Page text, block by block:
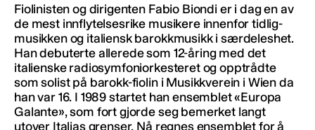
Fiolinisten og dirigenten Fabio Biondi er i dag en av
de mest innflytelsesrike musikere innenfor tidlig-
musikken og italiensk barokkmusikk i særdeleshet.
Han debuterte allerede som 12-åring med det
italienske radiosymfoniorkesteret og opptrådte
som solist på barokk-fiolin i Musikkverein i Wien da
han var 16. I 1989 startet han ensemblet «Europa
Galante», som fort gjorde seg bemerket langt
utover Italias grenser. Nå regnes ensemblet for å